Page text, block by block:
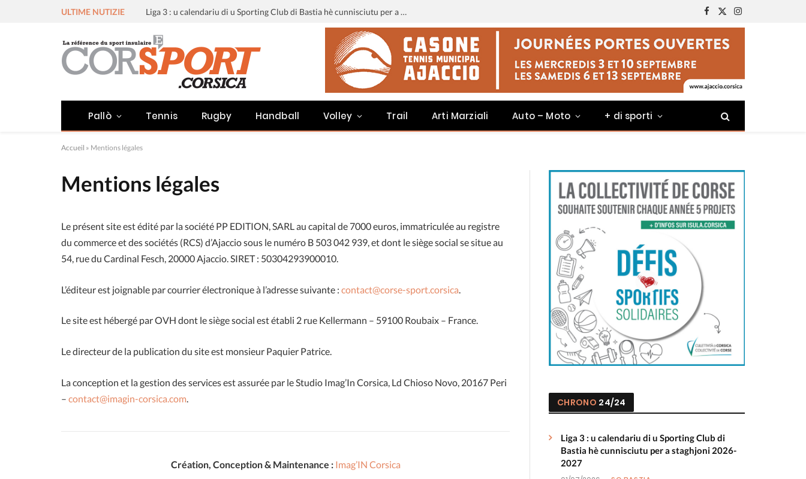
ULTIME NUTIZIE Liga 3 : u calendariu di u Sporting Club di Bastia hè cunnisciutu per a staghjoni 2026-2027
Facebook
X
(Twitter)
Instagram
Pallò Tennis Rugby Handball Volley Trail Arti Marziali Auto – Moto + di sporti
Accueil » Mentions légales
Mentions légales
Le présent site est édité par la société PP EDITION, SARL au capital de 7000 euros, immatriculée au registre
du commerce et des sociétés (RCS) d’Ajaccio sous le numéro B 503 042 939, et dont le siège social se situe au
54, rue du Cardinal Fesch, 20000 Ajaccio. SIRET : 50304293900010.
L’éditeur est joignable par courrier électronique à l’adresse suivante : contact@corse-sport.corsica
Le site est hébergé par OVH dont le siège social est établi 2 rue Kellermann – 59100 Roubaix – France.
Le directeur de la publication du site est monsieur Paquier Patrice.
La conception et la gestion des services est assurée par le Studio Imag’In Corsica, Ld Chioso Novo, 20167 Peri
– contact@imagin-corsica.com
Création, Conception & Maintenance : Imag’IN Corsica
CHRONO 24/24
Liga 3 : u calendariu di u Sporting Club di
Bastia hè cunnisciutu per a staghjoni 2026-
2027